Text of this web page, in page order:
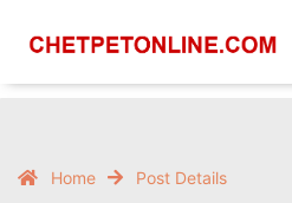
Home Post Details